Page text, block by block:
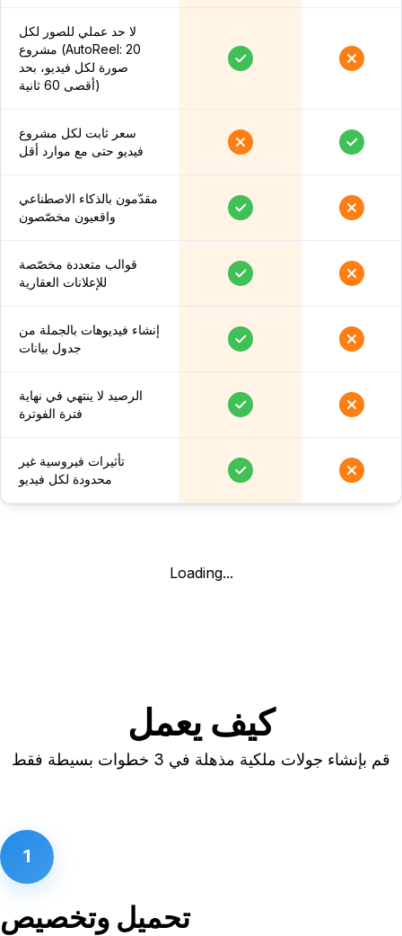
لا حد عملي للصور لكل
مشروع (AutoReel: 20
صورة لكل فيديو، بحد
أقصى 60 ثانية)
سعر ثابت لكل مشروع
فيديو حتى مع موارد أقل
مقدّمون بالذكاء الاصطناعي
واقعيون مخصّصون
قوالب متعددة مخصّصة
للإعلانات العقارية
إنشاء فيديوهات بالجملة من
جدول بيانات
الرصيد لا ينتهي في نهاية
فترة الفوترة
تأثيرات فيروسية غير
محدودة لكل فيديو
Loading...
كيف يعمل
قم بإنشاء جولات ملكية مذهلة في 3 خطوات بسيطة فقط
1
تحميل وتخصيص